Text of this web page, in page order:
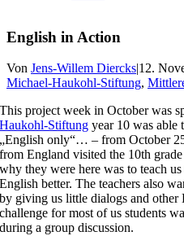
English in Action
Von Jens-Willem Diercks|12.
Michael-Haukohl-Stiftung,
This project week in October was
Haukohl-Stiftung year 10 was able
„English only“… – from October
from England visited the 10th
why they were here was to teach
English better.The teachers also
by giving us little dialogs and
challenge for most of us students
during a group discussion.